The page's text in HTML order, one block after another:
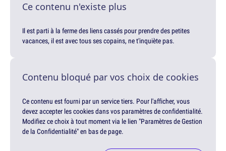
Ce contenu n'existe plus
Il est parti à la ferme des liens cassés pour prendre des petites
vacances, il est avec tous ses copains, ne t'inquiète pas.
Contenu bloqué par vos choix de cookies
Ce contenu est fourni par un service tiers. Pour l'afficher, vous
devez accepter les cookies dans vos paramètres de confidentialité.
Modifiez ce choix à tout moment via le lien "Paramètres de Gestion
de la Confidentialité" en bas de page.